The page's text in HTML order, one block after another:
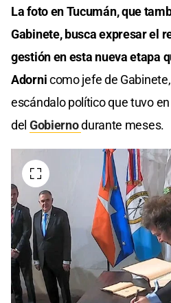
La foto en Tucumán, que
Gabinete, busca expresar el
gestión en esta nueva etapa
Adornicomo jefe de
escándalo político que tuvo
del Gobiernodurante meses.